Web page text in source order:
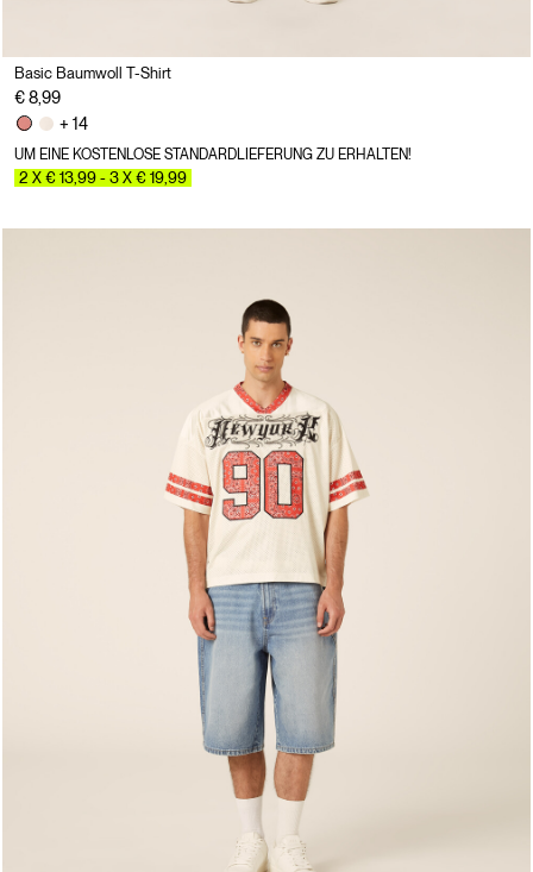
Basic Baumwoll T-Shirt
€ 8,99
+ 14
UM EINE KOSTENLOSE STANDARDLIEFERUNG ZU ERHALTEN!
2 X € 13,99 - 3 X € 19,99